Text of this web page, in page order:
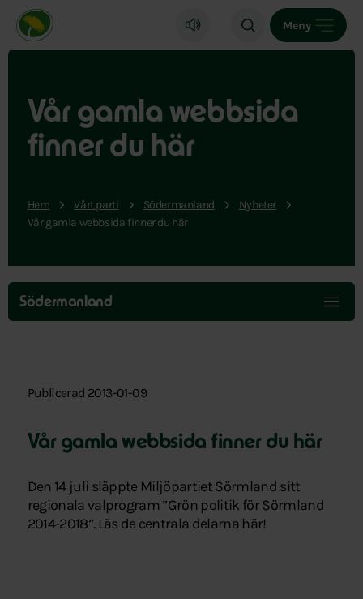
Miljöpartiet de gröna, startsida
Meny
Vår gamla webbsida
finner du här
Hem Vårt parti Södermanland
Nyheter
Vår gamla webbsida finner du här
Hoppa
över
menyn
Södermanland
Publicerad 2013-01-09
Vår gamla webbsida finner du här
Den 14 juli släppte Miljöpartiet Sörmland sitt
regionala valprogram ”Grön politik för Sörmland
2014-2018”. Läs de centrala delarna här!